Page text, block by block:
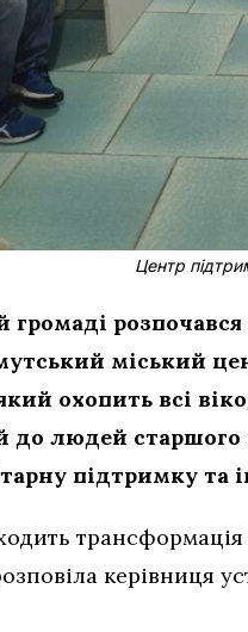
Центр
громаді
міський
охопить всі
до людей старшого
підтримку та
трансформація
керівниця